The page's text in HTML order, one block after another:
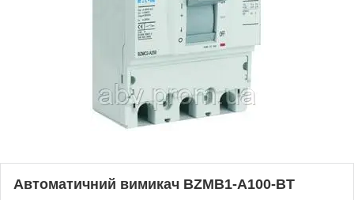
Автоматичний вимикач BZMB1-A100-BT